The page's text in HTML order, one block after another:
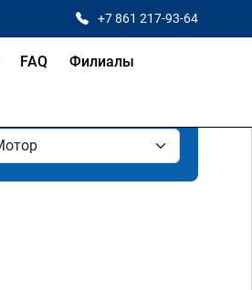
+7 861 217-93-64
FAQ Филиалы